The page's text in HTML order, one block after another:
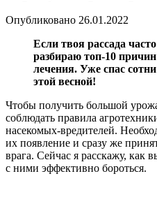
Опубликовано 26.01.2022
Если твоя рассада
разбираю топ-10
лечения. Уже спас
этой весной!
Чтобы получить большой
соблюдать правила
насекомых-вредителей.
их появление и сразу же
врага. Сейчас я расскажу, как
с ними эффективно бороться.